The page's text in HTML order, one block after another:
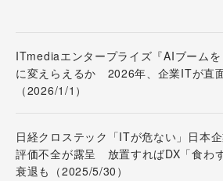
ITmediaエンタープライズ『AIブームを
に変えらえるか 2026年、企業ITが直
（2026/1/1）
日経クロステック「ITが危ない」日本企
評価不全が露呈 放置すればDX「食わ
衰退も（2025/5/30）